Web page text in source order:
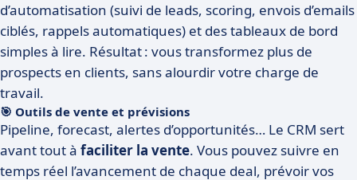
d’automatisation (suivi de leads, scoring, envois d’emails
ciblés, rappels automatiques) et des tableaux de bord
simples à lire. Résultat : vous transformez plus de
prospects en clients, sans alourdir votre charge de
travail.
🎯 Outils de vente et prévisions
Pipeline, forecast, alertes d’opportunités… Le CRM sert
avant tout à faciliter la vente. Vous pouvez suivre en
temps réel l’avancement de chaque deal, prévoir vos